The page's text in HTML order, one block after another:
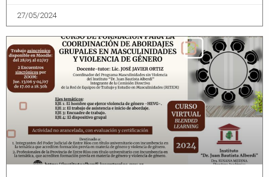
27/05/2024